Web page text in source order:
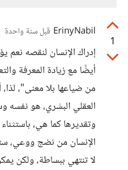
1
ErinyNabil قبل سنة واحدة
إدراك الإنسان لنقصه نعم
أيضًا مع زيادة المعرفة
من ضياعها بلا معنى"،
العقلي البشري، هو نفسه
وتقديرها كما هي،
الإنسان من نضج ووعي،
لا تنتهي ببساطة، ولكن